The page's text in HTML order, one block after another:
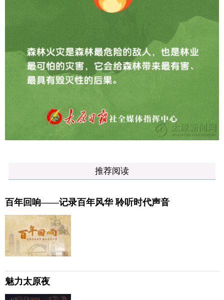
推荐阅读
百年回响——记录百年风华 聆听时代声音
魅力太原夜